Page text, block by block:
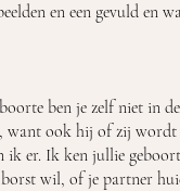
en een gevuld en
ben je zelf niet in
want ook hij of zij
ik er. Ik ken jullie
borst wil, of je partner